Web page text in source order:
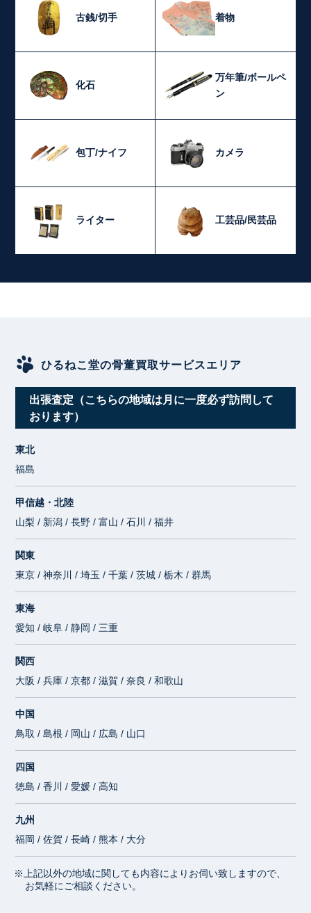
古銭/切手 着物
化石
万年筆/ボールペ
ン
包丁/ナイフ カメラ
ライター 工芸品/民芸品
ひるねこ堂の骨董買取サービスエリア
出張査定（こちらの地域は月に一度必ず訪問して
おります）
東北
福島
甲信越・北陸
山梨 / 新潟 / 長野 / 富山 / 石川 / 福井
関東
東京 / 神奈川 / 埼玉 / 千葉 / 茨城 / 栃木 / 群馬
東海
愛知 / 岐阜 / 静岡 / 三重
関西
大阪 / 兵庫 / 京都 / 滋賀 / 奈良 / 和歌山
中国
鳥取 / 島根 / 岡山 / 広島 / 山口
四国
徳島 / 香川 / 愛媛 / 高知
九州
福岡 / 佐賀 / 長崎 / 熊本 / 大分
※上記以外の地域に関しても内容によりお伺い致しますので、
お気軽にご相談ください。